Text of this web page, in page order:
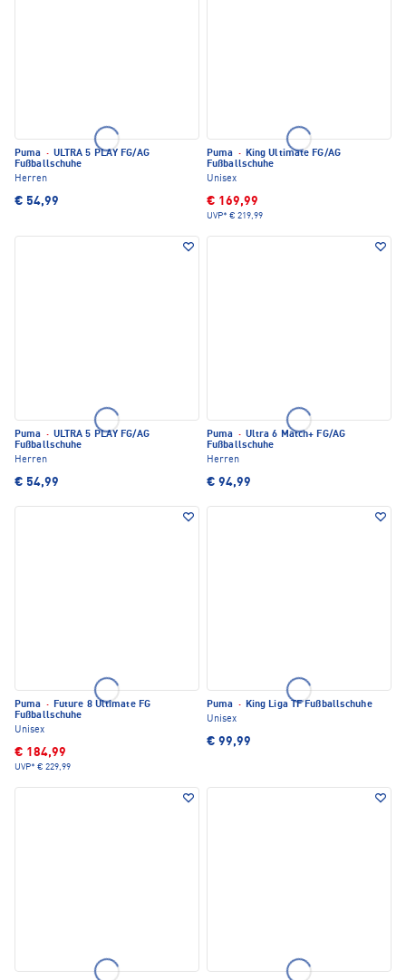
Puma · ULTRA 5 PLAY FG/AG
Fußballschuhe
Herren
€ 54,99
Puma · King Ultimate FG/AG
Fußballschuhe
Unisex
€ 169,99
UVP* € 219,99
Puma · ULTRA 5 PLAY FG/AG
Fußballschuhe
Herren
€ 54,99
Puma · Ultra 6 Match+ FG/AG
Fußballschuhe
Herren
€ 94,99
Puma · Future 8 Ultimate FG
Fußballschuhe
Unisex
€ 184,99
UVP* € 229,99
Puma · King Liga TF Fußballschuhe
Unisex
€ 99,99